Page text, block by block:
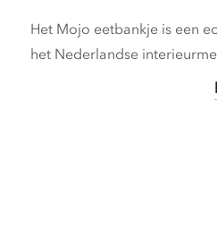
Het Mojo eetbankje is een
het Nederlandse